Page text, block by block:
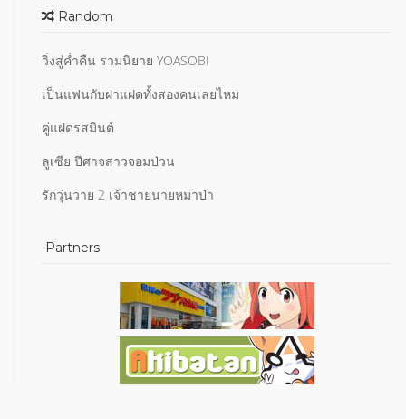
Random
วิ่งสู่ค่ำคืน รวมนิยาย YOASOBI
เป็นแฟนกับฝาแฝดทั้งสองคนเลยไหม
คู่แฝดรสมินต์
ลูเซีย ปีศาจสาวจอมป่วน
รักวุ่นวาย 2 เจ้าชายนายหมาป่า
Partners